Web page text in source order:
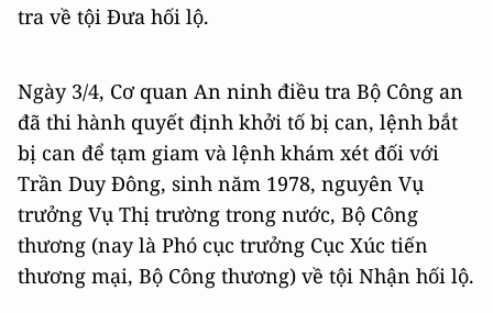
tra về tội Đưa hối lộ.
Ngày 3/4, Cơ quan An ninh điều tra Bộ Công an
đã thi hành quyết định khởi tố bị can, lệnh bắt
bị can để tạm giam và lệnh khám xét đối với
Trần Duy Đông, sinh năm 1978, nguyên Vụ
trưởng Vụ Thị trường trong nước, Bộ Công
thương (nay là Phó cục trưởng Cục Xúc tiến
thương mại, Bộ Công thương) về tội Nhận hối lộ.